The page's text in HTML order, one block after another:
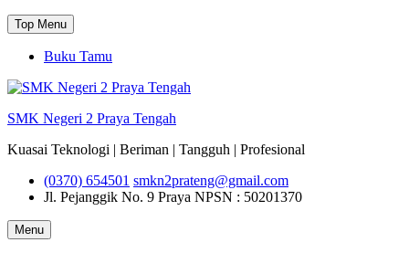
Top Menu
Buku Tamu
SMK Negeri 2 Praya Tengah
Kuasai Teknologi | Beriman | Tangguh | Profesional
(0370) 654501 smkn2prateng@gmail.com
Jl. Pejanggik No. 9 Praya NPSN : 50201370
Menu